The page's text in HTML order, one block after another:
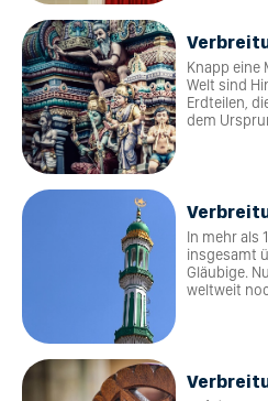
Knapp eine
Welt sind
Erdteilen,
dem
In mehr als
insgesamt
Gläubige.
weltweit